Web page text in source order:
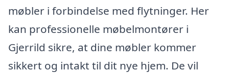
møbler i forbindelse med flytninger. Her
kan professionelle møbelmontører i
Gjerrild sikre, at dine møbler kommer
sikkert og intakt til dit nye hjem. De vil